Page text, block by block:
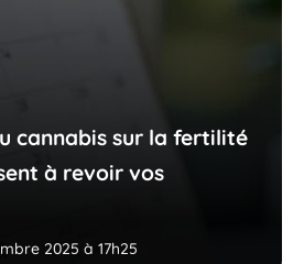
cannabis sur la fertilité
à revoir vos
2025 à 17h25